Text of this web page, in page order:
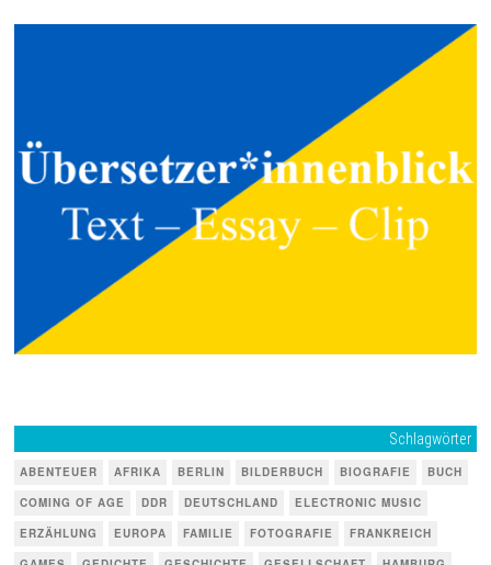
Schlagwörter
ABENTEUER AFRIKA BERLIN BILDERBUCH BIOGRAFIE
BUCH
COMING OF AGE
DDR DEUTSCHLAND
ELECTRONIC MUSIC
ERZÄHLUNG
EUROPA FAMILIE FOTOGRAFIE
FRANKREICH